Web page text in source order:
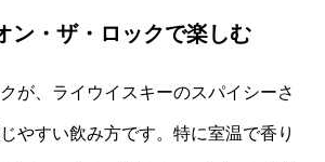
ン・ザ・ロックで楽しむ
が、ライウイスキーのスパイシーさ
やすい飲み方です。特に室温で香り